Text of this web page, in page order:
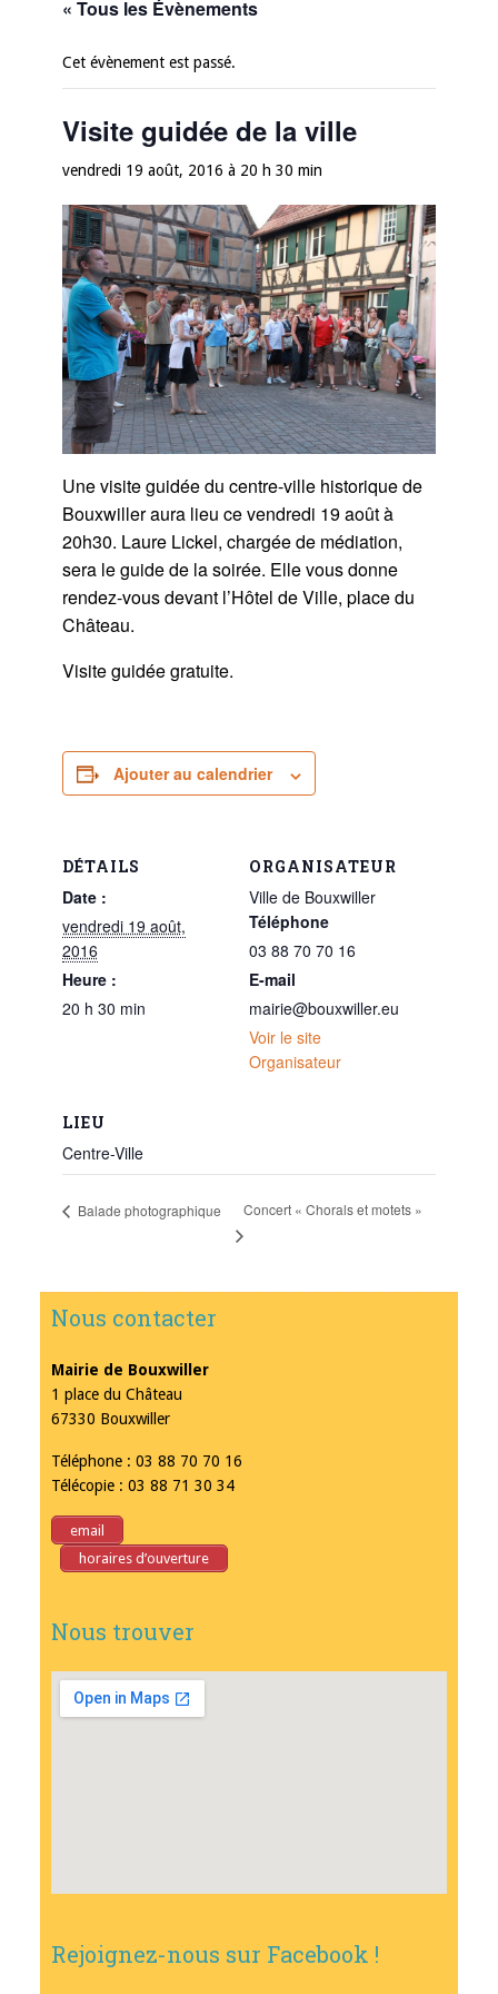
« Tous les Évènements
Cet évènement est passé.
Visite guidée de la ville
vendredi 19 août, 2016 à 20 h 30 min
Une visite guidée du centre-ville historique de
Bouxwiller aura lieu ce vendredi 19 août à
20h30. Laure Lickel, chargée de médiation,
sera le guide de la soirée. Elle vous donne
rendez-vous devant l’Hôtel de Ville, place du
Château.
Visite guidée gratuite.
Ajouter au calendrier
DÉTAILS
Date :
vendredi 19 août,
2016
Heure :
20 h 30 min
ORGANISATEUR
Ville de Bouxwiller
Téléphone
03 88 70 70 16
E-mail
mairie@bouxwiller.eu
Voir le site
Organisateur
LIEU
Centre-Ville
Balade photographique Concert « Chorals et motets »
Nous contacter
Mairie de Bouxwiller
1 place du Château
67330 Bouxwiller
Téléphone : 03 88 70 70 16
Télécopie : 03 88 71 30 34
email
horaires d’ouverture
Nous trouver
Rejoignez-nous sur Facebook !